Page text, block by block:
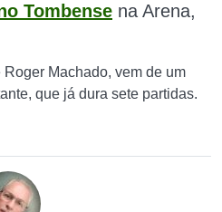
Tombense na Arena,
Machado, vem de um
que já dura sete partidas.